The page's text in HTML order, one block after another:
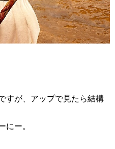
すが、アップで見たら結構
にー。